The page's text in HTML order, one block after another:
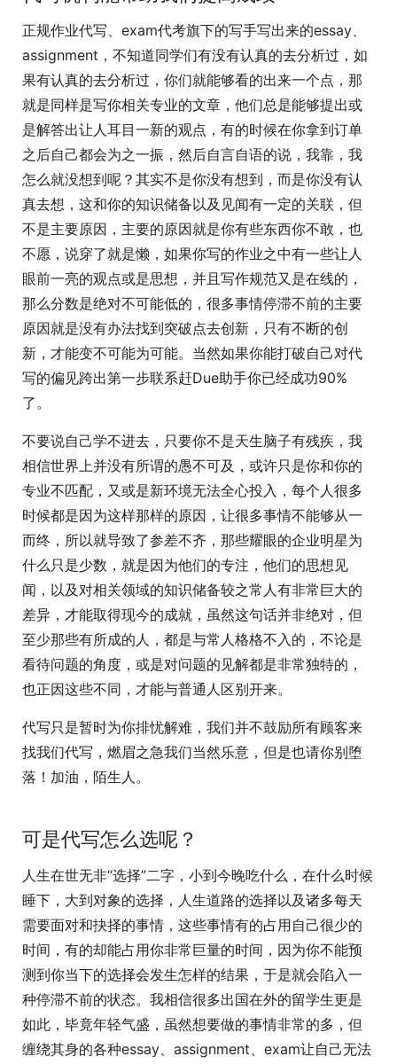
正规作业代写、exam代考旗下的写手写出来的essay、
assignment，不知道同学们有没有认真的去分析过，如
果有认真的去分析过，你们就能够看的出来一个点，那
就是同样是写你相关专业的文章，他们总是能够提出或
是解答出让人耳目一新的观点，有的时候在你拿到订单
之后自己都会为之一振，然后自言自语的说，我靠，我
怎么就没想到呢？其实不是你没有想到，而是你没有认
真去想，这和你的知识储备以及见闻有一定的关联，但
不是主要原因，主要的原因就是你有些东西你不敢，也
不愿，说穿了就是懒，如果你写的作业之中有一些让人
眼前一亮的观点或是思想，并且写作规范又是在线的，
那么分数是绝对不可能低的，很多事情停滞不前的主要
原因就是没有办法找到突破点去创新，只有不断的创
新，才能变不可能为可能。当然如果你能打破自己对代
写的偏见跨出第一步联系赶Due助手你已经成功90%
了。
不要说自己学不进去，只要你不是天生脑子有残疾，我
相信世界上并没有所谓的愚不可及，或许只是你和你的
专业不匹配，又或是新环境无法全心投入，每个人很多
时候都是因为这样那样的原因，让很多事情不能够从一
而终，所以就导致了参差不齐，那些耀眼的企业明星为
什么只是少数，就是因为他们的专注，他们的思想见
闻，以及对相关领域的知识储备较之常人有非常巨大的
差异，才能取得现今的成就，虽然这句话并非绝对，但
至少那些有所成的人，都是与常人格格不入的，不论是
看待问题的角度，或是对问题的见解都是非常独特的，
也正因这些不同，才能与普通人区别开来。
代写只是暂时为你排忧解难，我们并不鼓励所有顾客来
找我们代写，燃眉之急我们当然乐意，但是也请你别堕
落！加油，陌生人。
可是代写怎么选呢？
人生在世无非“选择”二字，小到今晚吃什么，在什么时候
睡下，大到对象的选择，人生道路的选择以及诸多每天
需要面对和抉择的事情，这些事情有的占用自己很少的
时间，有的却能占用你非常巨量的时间，因为你不能预
测到你当下的选择会发生怎样的结果，于是就会陷入一
种停滞不前的状态。我相信很多出国在外的留学生更是
如此，毕竟年轻气盛，虽然想要做的事情非常的多，但
缠绕其身的各种essay、assignment、exam让自己无法